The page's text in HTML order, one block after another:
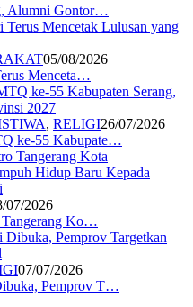
Alumni Gontor…
05/08/2026
Menceta…
, RELIGI26/07/2026
ke-55 Kabupate…
07/2026
Tangerang Ko…
07/07/2026
Pemprov T…